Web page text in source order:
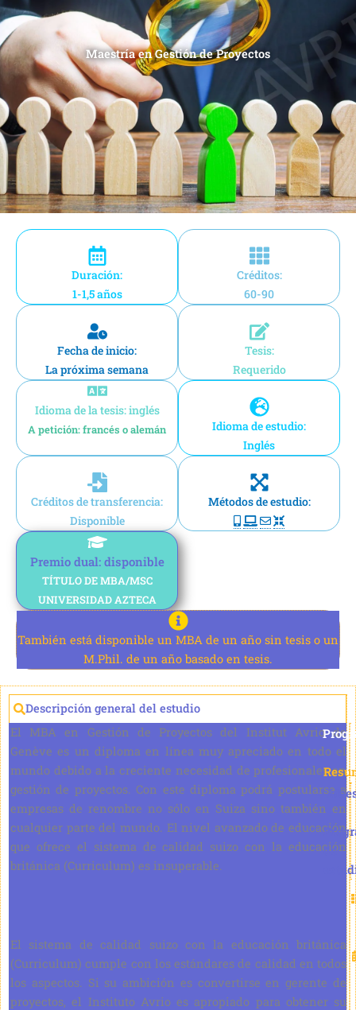
Maestría en Gestión de Proyectos
Duración:
1-1,5 años
Créditos:
60-90
Fecha de inicio:
La próxima semana
Tesis:
Requerido
Idioma de la tesis: inglés
A petición: francés o alemán
Idioma de estudio:
Inglés
Créditos de transferencia:
Disponible
Métodos de estudio:
Premio dual: disponible
TÍTULO DE MBA/MSC
UNIVERSIDAD AZTECA
También está disponible un MBA de un año sin tesis o un
M.Phil. de un año basado en tesis.
Descripción general del estudio
El MBA en Gestión de Proyectos del Institut Avrio de
Genève es un diploma en línea muy apreciado en todo el
mundo debido a la creciente necesidad de profesionales en
gestión de proyectos. Con este diploma podrá postularse a
empresas de renombre no sólo en Suiza sino también en
cualquier parte del mundo. El nivel avanzado de educación
que ofrece el sistema de calidad suizo con la educación
británica (Curriculum) es insuperable.
El sistema de calidad suizo con la educación británica
(Curriculum) cumple con los estándares de calidad en todos
los aspectos. Si su ambición es convertirse en gerente de
proyectos, el Instituto Avrio es apropiado para obtener su
de